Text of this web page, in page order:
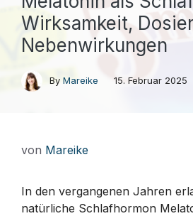
Wirksamkeit,
Nebenwirkungen
By Mareike 15. Februar 2025
von Mareike
In den vergangenen Jahren
natürliche Schlafhormon